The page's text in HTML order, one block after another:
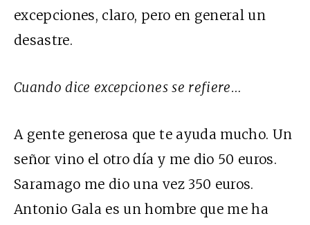
excepciones, claro, pero en general un
desastre.
Cuando dice excepciones se refiere…
A gente generosa que te ayuda mucho. Un
señor vino el otro día y me dio 50 euros.
Saramago me dio una vez 350 euros.
Antonio Gala es un hombre que me ha